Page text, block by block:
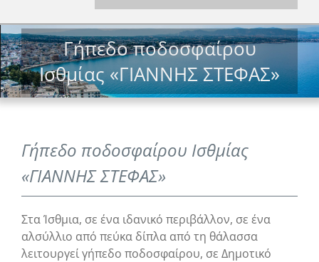
Γήπεδο ποδοσφαίρου
Ισθμίας «ΓΙΑΝΝΗΣ ΣΤΕΦΑΣ»
Γήπεδο ποδοσφαίρου Ισθμίας
«ΓΙΑΝΝΗΣ ΣΤΕΦΑΣ»
Στα Ίσθμια, σε ένα ιδανικό περιβάλλον, σε ένα
αλσύλλιο από πεύκα δίπλα από τη θάλασσα
λειτουργεί γήπεδο ποδοσφαίρου, σε Δημοτικό